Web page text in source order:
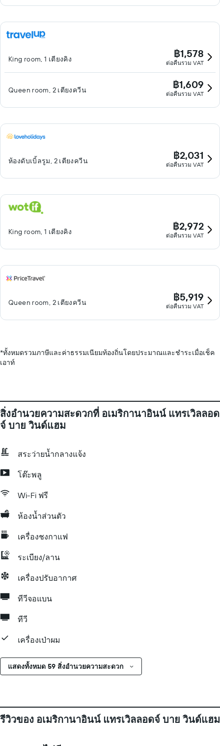
King room, 1 เตียงคิง ฿1,578
ต่อคืนรวม VAT
Queen room, 2 เตียงควีน ฿1,609
ต่อคืนรวม VAT
ห้องดับเบิ้ลรูม, 2 เตียงควีน ฿2,031
ต่อคืนรวม VAT
King room, 1 เตียงคิง ฿2,972
ต่อคืนรวม VAT
Queen room, 2 เตียงควีน ฿5,919
ต่อคืนรวม VAT
*ทั้งหมดรวมภาษีและค่าธรรมเนียมท้องถิ่นโดยประมาณและชำระเมื่อเช็ค
เอาท์
สิ่งอำนวยความสะดวกที่ อเมริกานาอินน์ แทรเวิลลอด
จ์ บาย วินด์แฮม
สระว่ายน้ำกลางแจ้ง
โต๊ะพลู
Wi-Fi ฟรี
ห้องน้ำส่วนตัว
เครื่องชงกาแฟ
ระเบียง/ลาน
เครื่องปรับอากาศ
ทีวีจอแบน
ทีวี
เครื่องเป่าผม
แสดงทั้งหมด 59 สิ่งอำนวยความสะดวก
รีวิวของ อเมริกานาอินน์ แทรเวิลลอดจ์ บาย วินด์แฮม